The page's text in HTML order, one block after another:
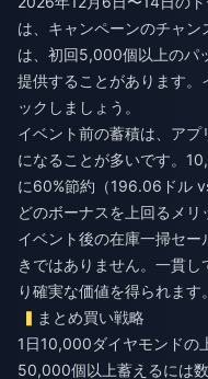
は、キャンペーンのチャ
は、初回5,000個以上のパ
提供することがあります。
ックしましょう。
イベント前の蓄積は、ア
になることが多いです。
に60%節約（196.06ドル
どのボーナスを上回るメリ
イベント後の在庫一掃セ
きではありません。一貫
り確実な価値を得られます。
まとめ買い戦略
1日10,000ダイヤモンドの
50,000個以上蓄えるには